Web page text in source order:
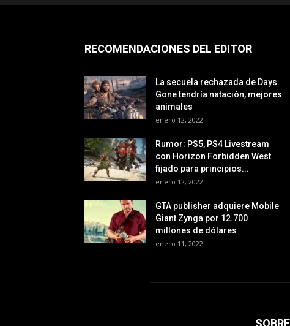
RECOMENDACIONES DEL EDITOR
La secuela rechazada de Days
Gone tendría natación, mejores
animales
enero 12, 2022
Rumor: PS5, PS4 Livestream
con Horizon Forbidden West
fijado para principios...
enero 12, 2022
GTA publisher adquiere Mobile
Giant Zynga por 12.700
millones de dólares
enero 11, 2022